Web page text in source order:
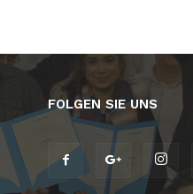
FOLGEN SIE UNS